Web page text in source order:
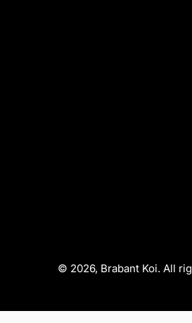
© 2026, Brabant Koi. All